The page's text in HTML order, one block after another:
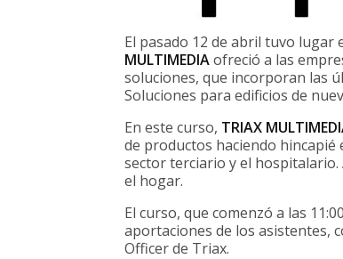
El pasado 12 de abril tuvo lugar
MULTIMEDIAofreció a las
soluciones, que incorporan las
Soluciones para edificios de
En este curso, TRIAX
de productos haciendo hincapié
sector terciario y el hospitalario.
el hogar.
El curso, que comenzó a las
aportaciones de los asistentes,
Officer de Triax.